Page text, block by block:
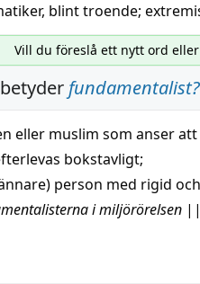
, blint troende;
Vill du föreslå ett nytt ord
fundamentalist?
eller muslim som anseratt
bokstavligt;
person med rigid och
i miljörörelsen ||